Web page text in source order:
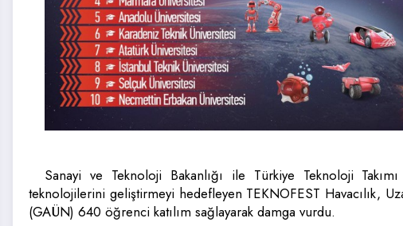
Sanayi ve Teknoloji Bakanlığı ile Türkiye Teknoloji
teknolojilerini geliştirmeyi hedefleyen TEKNOFEST Havacılık,
(GAÜN) 640 öğrenci katılım sağlayarak damga vurdu.